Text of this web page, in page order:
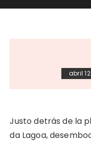
abril 12
Justo detrás de la
da Lagoa,